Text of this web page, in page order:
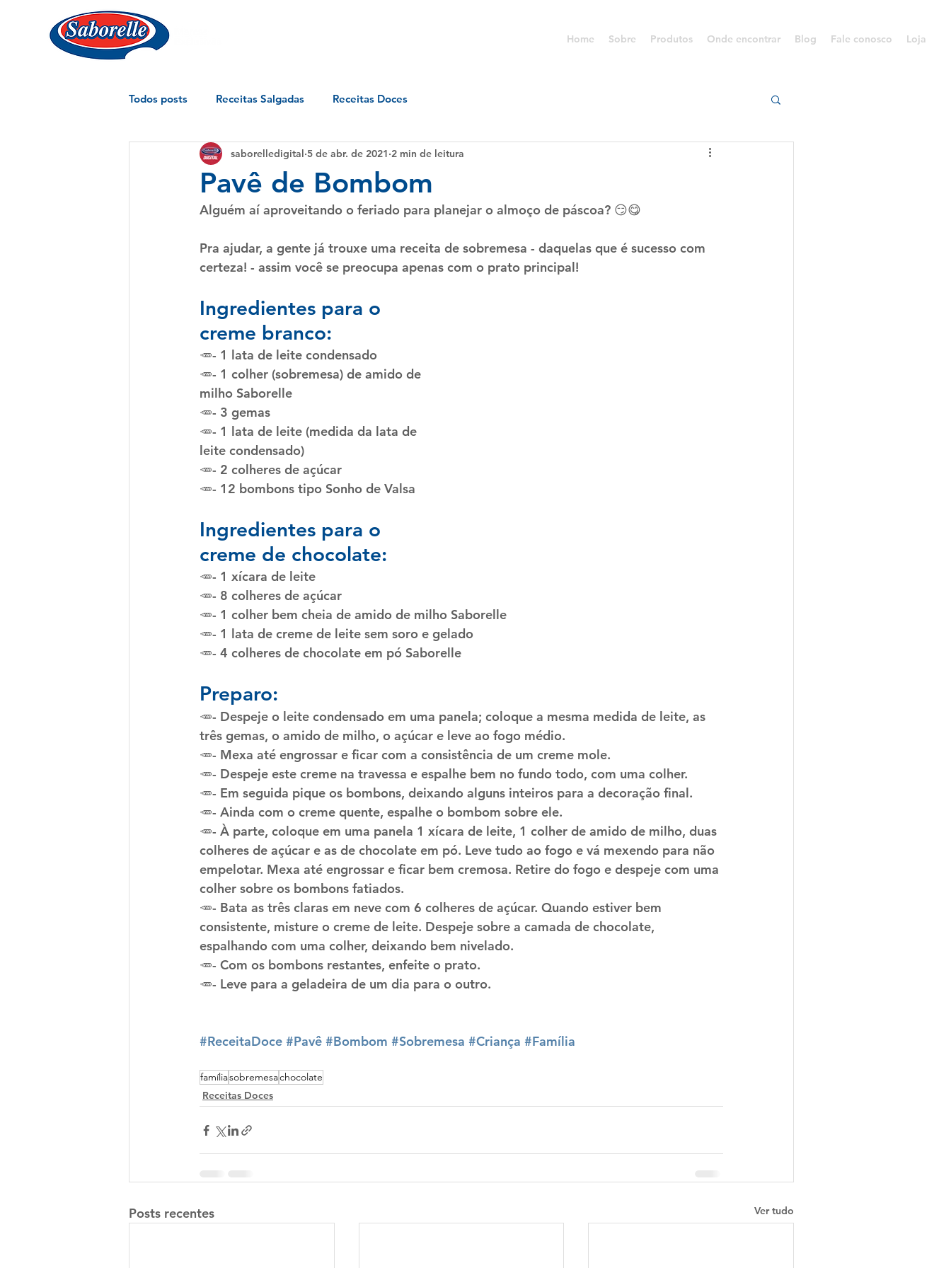
Home Sobre Produtos Onde encontrar Blog Fale conosco Loja
Todos posts Receitas Salgadas Receitas Doces
Pavê de Bombom
saborelledigital 5 de abr. de 2021 2 min de leitura
Alguém aí aproveitando o feriado para planejar o almoço de páscoa? 😏😋
Pra ajudar, a gente já trouxe uma receita de sobremesa - daquelas que é sucesso com
certeza! - assim você se preocupa apenas com o prato principal!
Ingredientes para o
creme branco:
🥕- 1 lata de leite condensado
🥕- 1 colher (sobremesa) de amido de
milho Saborelle
🥕- 3 gemas
🥕- 1 lata de leite (medida da lata de
leite condensado)
🥕- 2 colheres de açúcar
🥕- 12 bombons tipo Sonho de Valsa
Ingredientes para o
creme de chocolate:
🥕- 1 xícara de leite
🥕- 8 colheres de açúcar
🥕- 1 colher bem cheia de amido de milho Saborelle
🥕- 1 lata de creme de leite sem soro e gelado
🥕- 4 colheres de chocolate em pó Saborelle
Preparo:
🥕- Despeje o leite condensado em uma panela; coloque a mesma medida de leite, as
três gemas, o amido de milho, o açúcar e leve ao fogo médio.
🥕- Mexa até engrossar e ficar com a consistência de um creme mole.
🥕- Despeje este creme na travessa e espalhe bem no fundo todo, com uma colher.
🥕- Em seguida pique os bombons, deixando alguns inteiros para a decoração final.
🥕- Ainda com o creme quente, espalhe o bombom sobre ele.
🥕- À parte, coloque em uma panela 1 xícara de leite, 1 colher de amido de milho, duas
colheres de açúcar e as de chocolate em pó. Leve tudo ao fogo e vá mexendo para não
empelotar. Mexa até engrossar e ficar bem cremosa. Retire do fogo e despeje com uma
colher sobre os bombons fatiados.
🥕- Bata as três claras em neve com 6 colheres de açúcar. Quando estiver bem
consistente, misture o creme de leite. Despeje sobre a camada de chocolate,
espalhando com uma colher, deixando bem nivelado.
🥕- Com os bombons restantes, enfeite o prato.
🥕- Leve para a geladeira de um dia para o outro.
#ReceitaDoce #Pavê #Bombom #Sobremesa #Criança #Família
famíliasobremesachocolate
Receitas Doces
Posts recentes Ver tudo